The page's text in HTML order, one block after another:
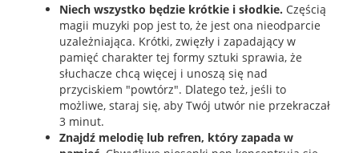
Niech wszystko będzie krótkie i słodkie. Częścią
magii muzyki pop jest to, że jest ona nieodparcie
uzależniająca. Krótki, zwięzły i zapadający w
pamięć charakter tej formy sztuki sprawia, że
słuchacze chcą więcej i unoszą się nad
przyciskiem "powtórz". Dlatego też, jeśli to
możliwe, staraj się, aby Twój utwór nie przekraczał
3 minut.
Znajdź melodię lub refren, który zapada w